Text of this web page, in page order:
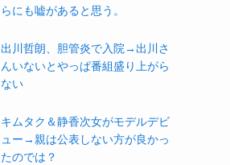
らにも嘘があると思う。
出川哲朗、胆管炎で入院→出川さ
んいないとやっぱ番組盛り上がら
ない
キムタク＆静香次女がモデルデビ
ュー→親は公表しない方が良かっ
たのでは？